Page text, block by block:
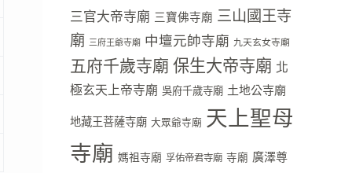
三官大帝寺廟 三寶佛寺廟 三山國王寺
廟 三府王爺寺廟 中壇元帥寺廟 九天玄女寺廟
五府千歲寺廟 保生大帝寺廟 北
極玄天上帝寺廟 吳府千歲寺廟 土地公寺廟
地藏王菩薩寺廟 大眾爺寺廟 天上聖母
寺廟 媽祖寺廟 孚佑帝君寺廟 寺廟 廣澤尊